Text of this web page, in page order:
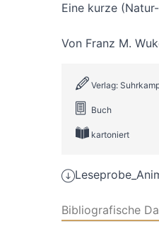
Eine kurze
Von Franz M.
Verlag:
Buch
kartoniert
Bibliografische